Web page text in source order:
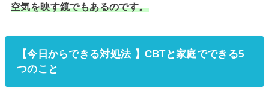
空気を映す鏡でもあるのです。
【今日からできる対処法 】CBTと家庭でできる5
つのこと